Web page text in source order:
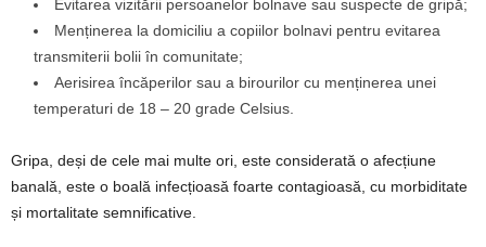
Evitarea vizitării persoanelor bolnave sau suspecte de gripă;
Menținerea la domiciliu a copiilor bolnavi pentru evitarea
transmiterii bolii în comunitate;
Aerisirea încăperilor sau a birourilor cu menținerea unei
temperaturi de 18 – 20 grade Celsius.
Gripa, deși de cele mai multe ori, este considerată o afecțiune
banală, este o boală infecțioasă foarte contagioasă, cu morbiditate
și mortalitate semnificative.